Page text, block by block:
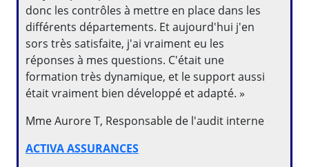
donc les contrôles à mettre en place dans les
différents départements. Et aujourd'hui j'en
sors très satisfaite, j'ai vraiment eu les
réponses à mes questions. C'était une
formation très dynamique, et le support aussi
était vraiment bien développé et adapté. »
Mme Aurore T, Responsable de l'audit interne
ACTIVA ASSURANCES